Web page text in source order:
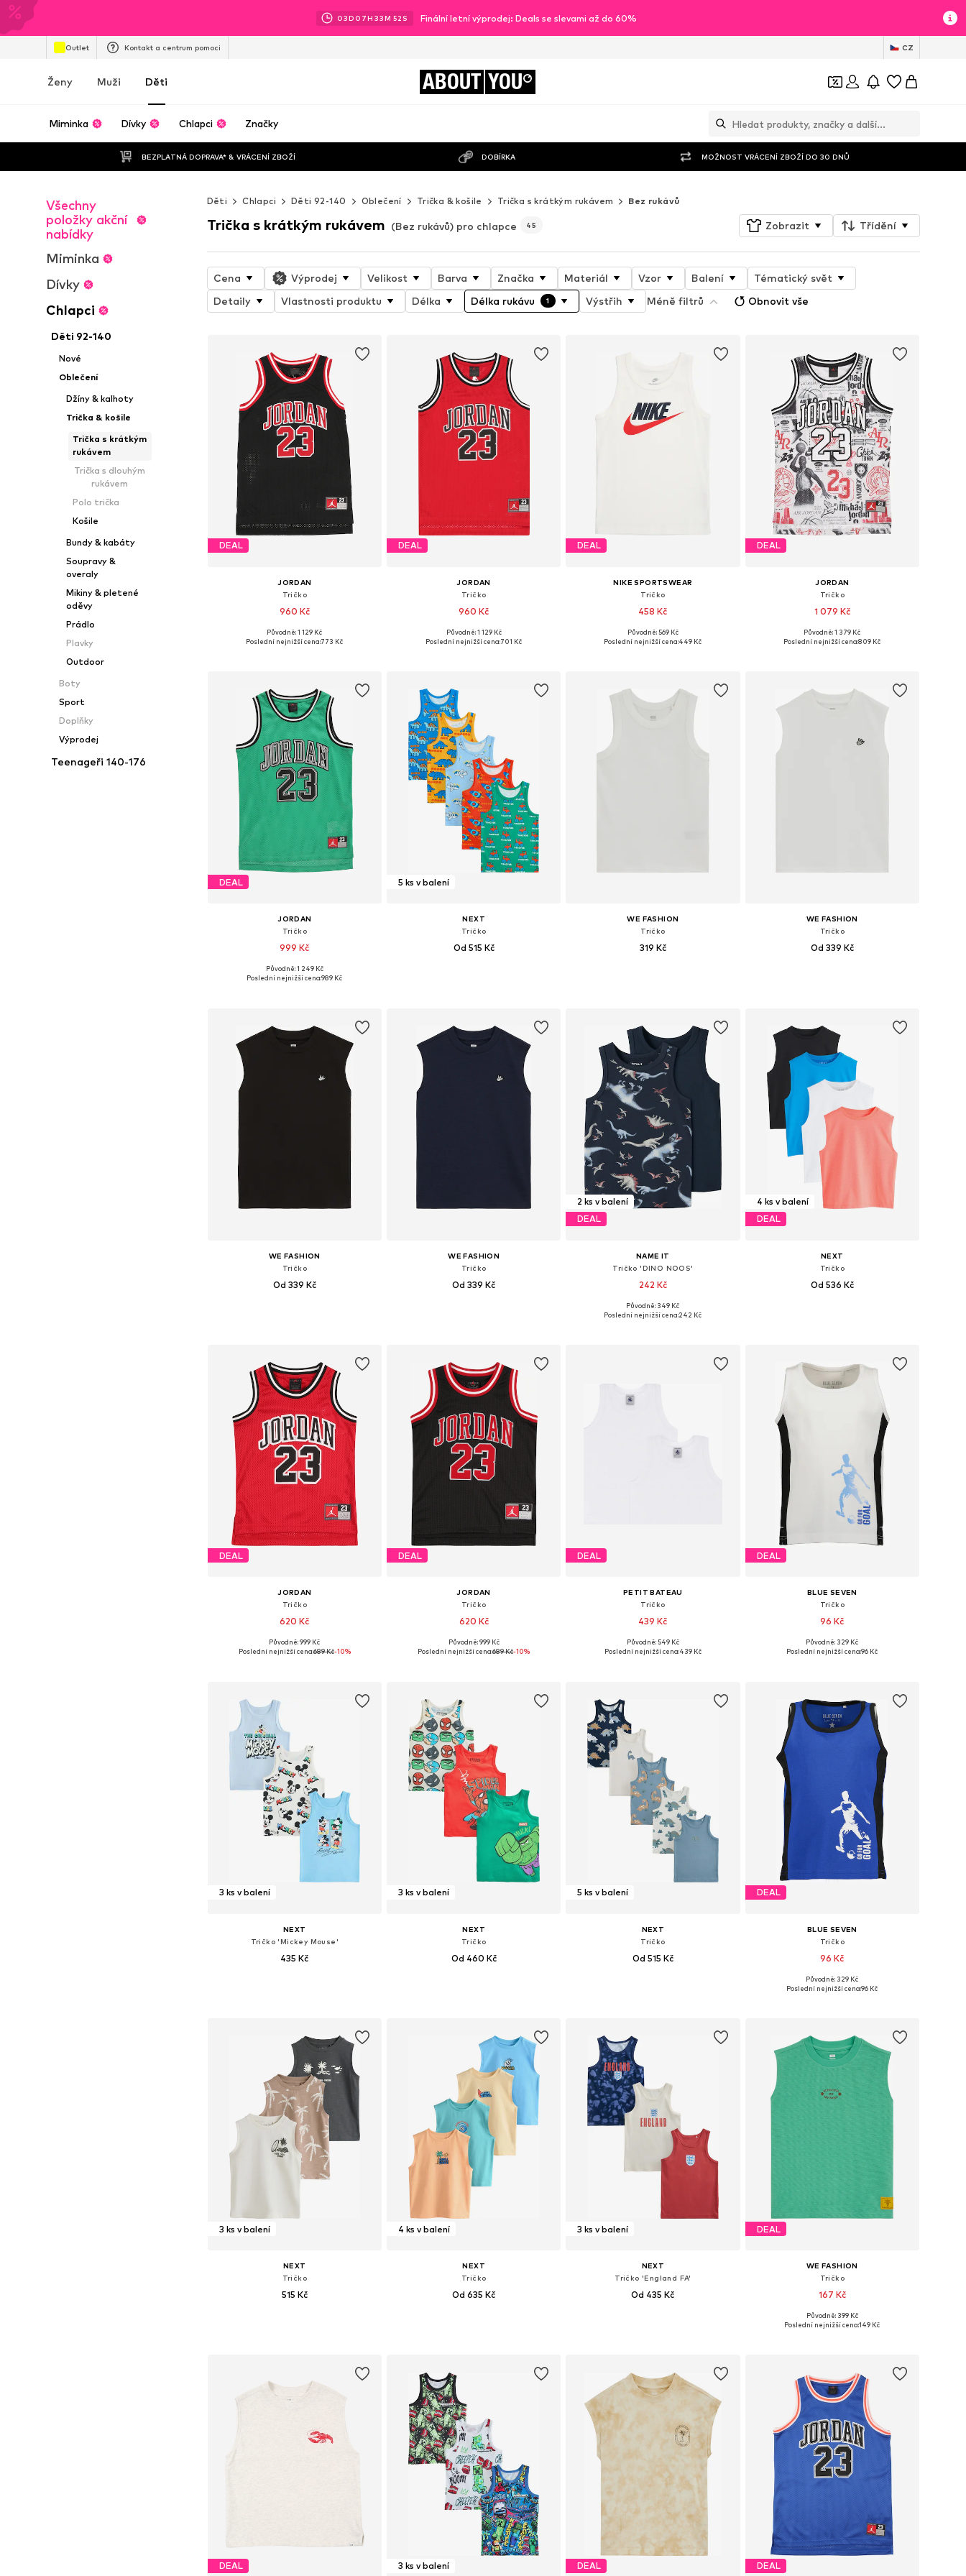
03D 07H 33M 49 S Finální letní výprodej: Deals se slevami až do 60%
Outlet Kontakt a centrum pomoci CZ
Ženy Muži Děti ABOUT YOU
Miminka Dívky Chlapci Značky
BEZPLATNÁ DOPRAVA* & VRÁCENÍ ZBOŽÍ DOBÍRKA MOŽNOST VRÁCENÍ ZBOŽÍ DO 30 DNŮ
Všechny
položky akční
nabídky
Miminka
Dívky
Chlapci
Děti 92-140
Nové
Oblečení
Džíny & kalhoty
Trička & košile
Trička s krátkým
rukávem
Trička s dlouhým
rukávem
Polo trička
Košile
Bundy & kabáty
Soupravy &
overaly
Mikiny & pletené
oděvy
Prádlo
Plavky
Outdoor
Boty
Sport
Doplňky
Výprodej
Teenageři 140-176
Děti Chlapci Děti 92-140 Oblečení Trička & košile Trička s krátkým rukávem Bez rukávů
Trička s krátkým rukávem (Bez rukávů) pro chlapce 45 Zobrazit Třídění
Cena Výprodej Velikost Barva Značka Materiál Vzor Balení
Tématický svět
Detaily
Vlastnosti produktu Délka Délka rukávu 1 Výstřih Méně filtrů Obnovit vše
DEAL
JORDAN
Tričko
960 Kč
Původně: 1 129 Kč
Poslední nejnižší cena:773 Kč
DEAL
JORDAN
Tričko
960 Kč
Původně: 1 129 Kč
Poslední nejnižší cena:701 Kč
DEAL
NIKE SPORTSWEAR
Tričko
458 Kč
Dostupné v mnoha velikostech
Původně: 569 Kč
Poslední nejnižší cena:449 Kč
DEAL
JORDAN
Tričko
1 079 Kč
Původně: 1 379 Kč
Poslední nejnižší cena:809 Kč
DEAL
JORDAN
Tričko
999 Kč
Původně: 1 249 Kč
Poslední nejnižší cena:989 Kč
5 ks v balení
NEXT
Tričko
Od 515 Kč
WE FASHION
Tričko
319 Kč
WE FASHION
Tričko
Od 339 Kč
WE FASHION
Tričko
Od 339 Kč
WE FASHION
Tričko
Od 339 Kč
2 ks v balení
DEAL
NAME IT
Tričko 'DINO NOOS'
242 Kč
Dostupné v mnoha velikostech
Původně: 349 Kč
Poslední nejnižší cena:242 Kč
4 ks v balení
DEAL
NEXT
Tričko
Od 536 Kč
DEAL
JORDAN
Tričko
620 Kč
Dostupné velikosti: 98, 104, 110, 116, 122
Původně: 999 Kč
Poslední nejnižší cena:689 Kč-10%
DEAL
JORDAN
Tričko
620 Kč
Dostupné velikosti: 98, 104, 110, 116
Původně: 999 Kč
Poslední nejnižší cena:689 Kč-10%
DEAL
PETIT BATEAU
Tričko
439 Kč
Dostupné v mnoha velikostech
Původně: 549 Kč
Poslední nejnižší cena:439 Kč
DEAL
BLUE SEVEN
Tričko
96 Kč
Dostupné velikosti: 98, 104, 110, 116
Původně: 329 Kč
Poslední nejnižší cena:96 Kč
3 ks v balení
NEXT
Tričko 'Mickey Mouse'
435 Kč
3 ks v balení
NEXT
Tričko
Od 460 Kč
5 ks v balení
NEXT
Tričko
Od 515 Kč
DEAL
BLUE SEVEN
Tričko
96 Kč
Dostupné velikosti: 98, 104, 110
Původně: 329 Kč
Poslední nejnižší cena:96 Kč
3 ks v balení
NEXT
Tričko
515 Kč
4 ks v balení
NEXT
Tričko
Od 635 Kč
3 ks v balení
NEXT
Tričko 'England FA'
Od 435 Kč
DEAL
WE FASHION
Tričko
167 Kč
Dostupné velikosti: 98-104, 110-116
Původně: 399 Kč
Poslední nejnižší cena:149 Kč
DEAL 3 ks v balení DEAL DEAL